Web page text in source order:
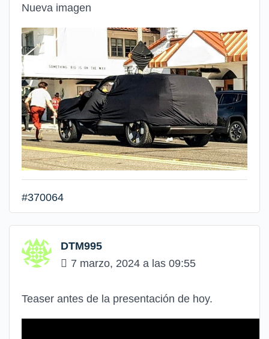
Nueva imagen
#370064
DTM995
7 marzo, 2024 a las 09:55
Teaser antes de la presentación de hoy.